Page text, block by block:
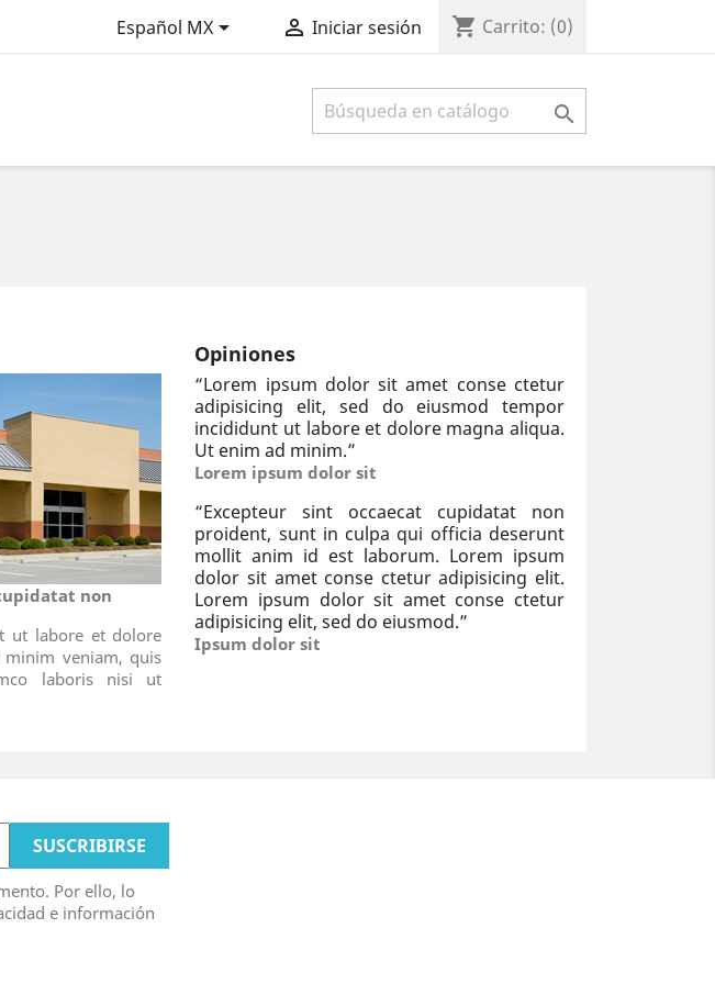
Español MX  Iniciar sesión shopping_cart Carrito: (0)

non
ut labore et dolore
veniam, quis
laboris nisi ut
Opiniones
“Lorem ipsum dolor sit amet conse ctetur
adipisicing elit, sed do eiusmod tempor
incididunt ut labore et dolore magna aliqua.
Ut enim ad minim.”
Lorem ipsum dolor sit
“Excepteur sint occaecat cupidatat non
proident, sunt in culpa qui officia deserunt
mollit anim id est laborum. Lorem ipsum
dolor sit amet conse ctetur adipisicing elit.
Lorem ipsum dolor sit amet conse ctetur
adipisicing elit, sed do eiusmod.”
Ipsum dolor sit
Por ello, lo
e información